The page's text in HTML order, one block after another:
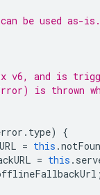
be used as-is.
v6, and is
is thrown
. type)
{
= this .
= this .